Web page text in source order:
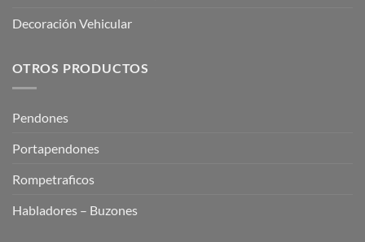
Decoración Vehicular
OTROS PRODUCTOS
Pendones
Portapendones
Rompetraficos
Habladores – Buzones